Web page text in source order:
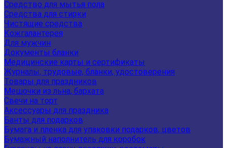
Средство для мытья пола
Средства для стирки
Чистящие средства
Кожгалантерея
Для мужчин
Документы бланки
Медицинские карты и сертификаты
Журналы, трудовые, бланки, удостоверения
Товары для праздников
Мешочки из льна, бархата
Свечи на торт
Аксессуары для праздника
Банты для подарков
Бумага и пленка для упаковки подарков, цветов
Бумажный наполнитель для коробок